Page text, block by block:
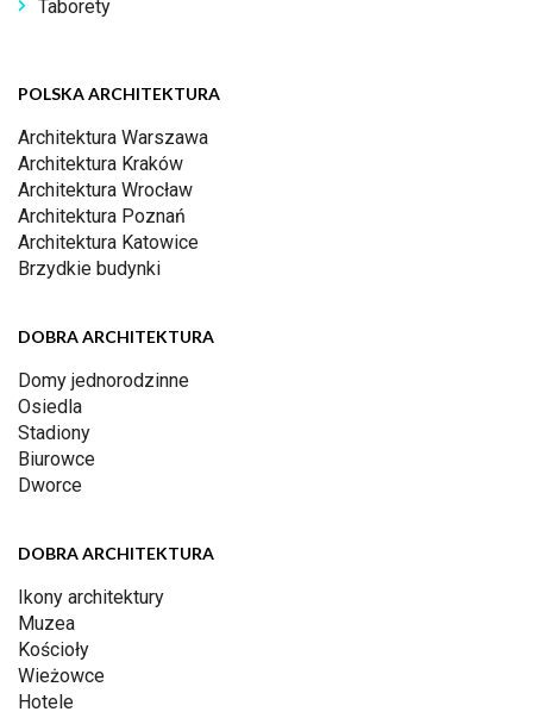
Taborety
POLSKA ARCHITEKTURA
Architektura Warszawa
Architektura Kraków
Architektura Wrocław
Architektura Poznań
Architektura Katowice
Brzydkie budynki
DOBRA ARCHITEKTURA
Domy jednorodzinne
Osiedla
Stadiony
Biurowce
Dworce
DOBRA ARCHITEKTURA
Ikony architektury
Muzea
Kościoły
Wieżowce
Hotele